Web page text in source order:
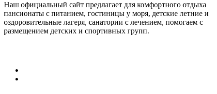
Наш официальный сайт предлагает для комфортного отдыха
пансионаты с питанием, гостиницы у моря, детские летние и
оздоровительные лагеря, санатории с лечением, помогаем с
размещением детских и спортивных групп.